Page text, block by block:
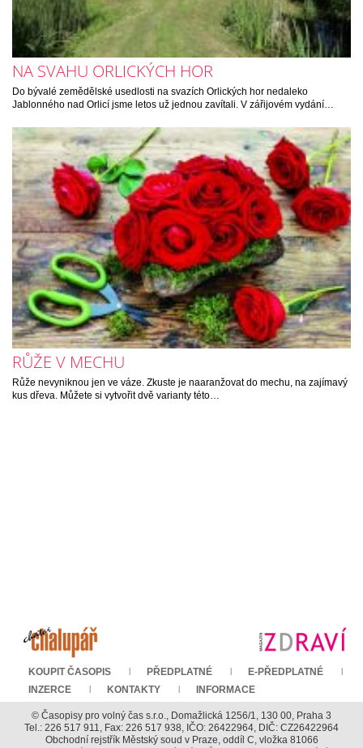
NA SVAHU ORLICKÝCH HOR
Do bývalé zemědělské usedlosti na svazích Orlických hor nedaleko
Jablonného nad Orlicí jsme letos už jednou zavítali. V zářijovém vydání…
RŮŽE V MECHU
Růže nevyniknou jen ve váze. Zkuste je naaranžovat do mechu, na zajímavý
kus dřeva. Můžete si vytvořit dvě varianty této…
KOUPIT ČASOPIS PŘEDPLATNÉ
E-PŘEDPLATNÉ
INZERCE
KONTAKTY INFORMACE
© Časopisy pro volný čas s.r.o., Domažlická 1256/1, 130 00, Praha 3
Tel.: 226 517 911, Fax: 226 517 938, IČO: 26422964, DIČ: CZ26422964
Obchodní rejstřík Městský soud v Praze, oddíl C, vložka 81066